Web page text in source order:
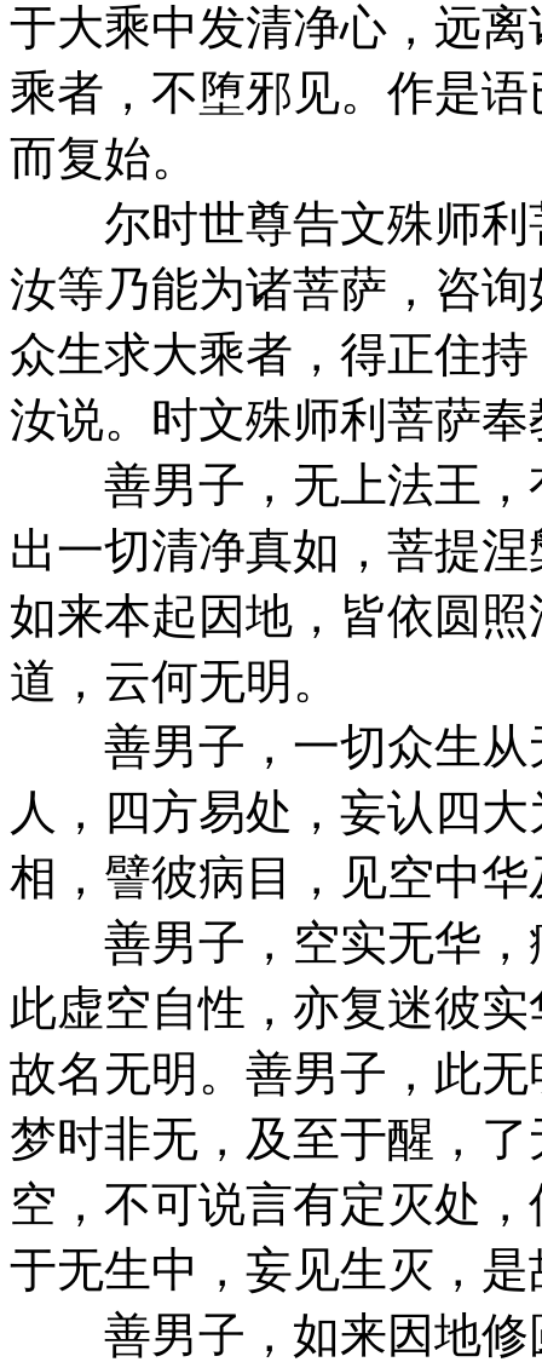
于大乘中发清净心，远
乘者，不堕邪见。作是
而复始。
尔时世尊告文殊师利
汝等乃能为诸菩萨，咨
众生求大乘者，得正住
汝说。时文殊师利菩萨
善男子，无上法王，
出一切清净真如，菩提
如来本起因地，皆依圆
道，云何无明。
善男子，一切众生从
人，四方易处，妄认四
相，譬彼病目，见空中
善男子，空实无华，
此虚空自性，亦复迷彼
故名无明。善男子，此
梦时非无，及至于醒，
空，不可说言有定灭处
于无生中，妄见生灭，
善男子，如来因地修